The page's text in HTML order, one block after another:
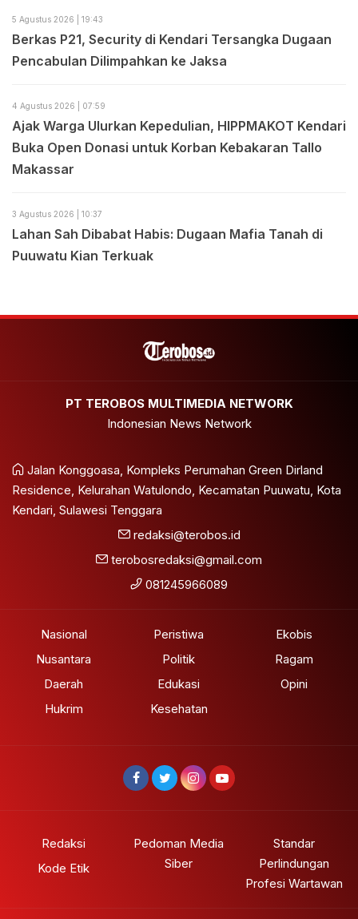
5 Agustus 2026 | 19:43
Berkas P21, Security di Kendari Tersangka Dugaan
Pencabulan Dilimpahkan ke Jaksa
4 Agustus 2026 | 07:59
Ajak Warga Ulurkan Kepedulian, HIPPMAKOT Kendari
Buka Open Donasi untuk Korban Kebakaran Tallo
Makassar
3 Agustus 2026 | 10:37
Lahan Sah Dibabat Habis: Dugaan Mafia Tanah di
Puuwatu Kian Terkuak
PT TEROBOS MULTIMEDIA NETWORK
Indonesian News Network
Jalan Konggoasa, Kompleks Perumahan Green Dirland
Residence, Kelurahan Watulondo, Kecamatan Puuwatu, Kota
Kendari, Sulawesi Tenggara
redaksi@terobos.id
terobosredaksi@gmail.com
081245966089
Nasional
Nusantara
Daerah
Hukrim
Peristiwa
Politik
Edukasi
Kesehatan
Ekobis
Ragam
Opini
Redaksi
Kode Etik
Pedoman Media
Siber
Standar
Perlindungan
Profesi Wartawan